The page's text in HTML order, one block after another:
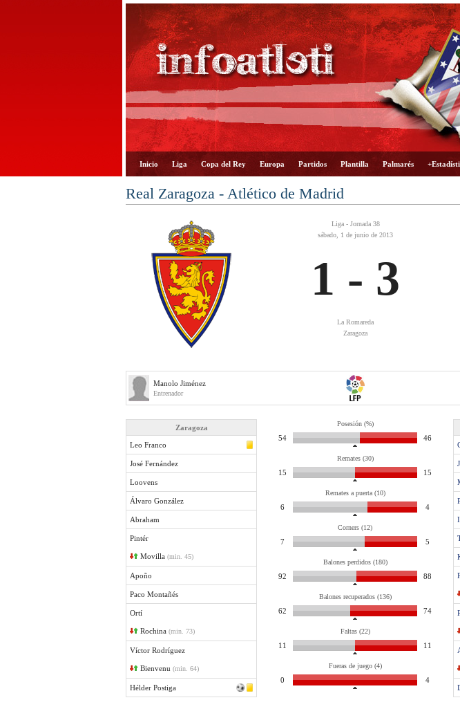
Inicio Liga Copa del Rey Europa Partidos Plantilla Palmarés
Real Zaragoza - Atlético de Madrid
Liga - Jornada 38
sábado, 1 de junio de 2013
1 - 3
La Romareda
Zaragoza
Manolo Jiménez
Entrenador
Zaragoza
Leo Franco
José Fernández
Loovens
Álvaro González
Abraham
Pintér
Movilla (min. 45)
Apoño
Paco Montañés
Ortí
Rochina (min. 73)
Víctor Rodríguez
Bienvenu (min. 64)
Hélder Postiga
Posesión (%)
54 46
Remates (30)
15 15
Remates a puerta (10)
6 4
Corners (12)
7 5
Balones perdidos (180)
92 88
Balones recuperados (136)
62 74
Faltas (22)
11 11
Fueras de juego (4)
0 4